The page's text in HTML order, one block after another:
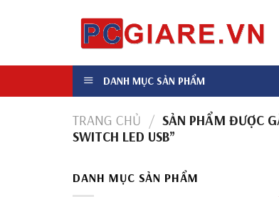
DANH MỤC SẢN PHẨM
TRANG CHỦ / SẢN PHẨM ĐƯỢC
SWITCH LED USB”
DANH MỤC SẢN PHẨM